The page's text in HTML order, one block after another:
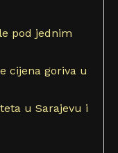
pod jednim
cijena goriva u
u Sarajevu i